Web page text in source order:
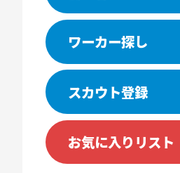
ワーカー探し
スカウト登録
お気に入りリスト